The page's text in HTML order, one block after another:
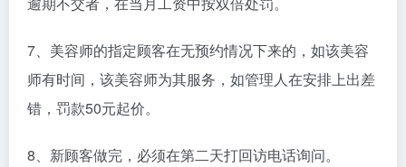
7、美容师的指定顾客在无预约情况下来的，如该美容
师有时间，该美容师为其服务，如管理人在安排上出差
错，罚款50元起价。
8、新顾客做完，必须在第二天打回访电话询问。